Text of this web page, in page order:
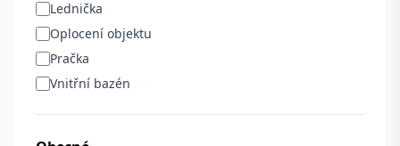
Lednička
Oplocení objektu
Pračka
Vnitřní bazén